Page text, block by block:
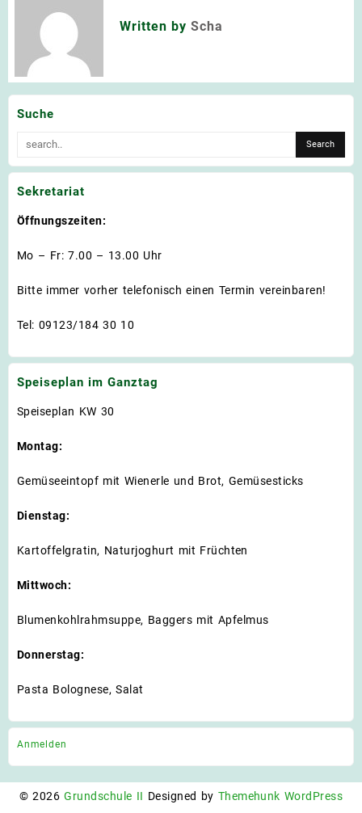
Written by Scha
Suche
Sekretariat
Öffnungszeiten:
Mo – Fr: 7.00 – 13.00 Uhr
Bitte immer vorher telefonisch einen Termin vereinbaren!
Tel: 09123/184 30 10
Speiseplan im Ganztag
Speiseplan KW 30
Montag:
Gemüseeintopf mit Wienerle und Brot, Gemüsesticks
Dienstag:
Kartoffelgratin, Naturjoghurt mit Früchten
Mittwoch:
Blumenkohlrahmsuppe, Baggers mit Apfelmus
Donnerstag:
Pasta Bolognese, Salat
Anmelden
© 2026Grundschule II Designed by Themehunk WordPress